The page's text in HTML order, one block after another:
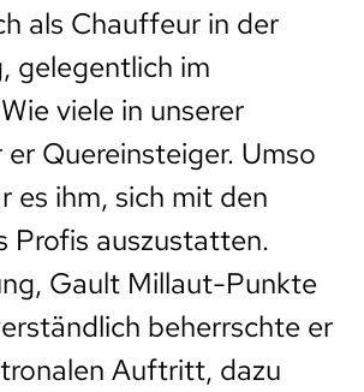
als Chauffeur in der
gelegentlich im
viele in unserer
er Quereinsteiger. Umso
es ihm, sich mit den
Profis auszustatten.
Gault Millaut-Punkte
beherrschte er
Auftritt, dazu